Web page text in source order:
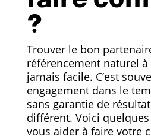
?
Trouver le bon
référencement naturel à
jamais facile. C’est
engagement dans le
sans garantie de
différent. Voici
vous aider à faire votre